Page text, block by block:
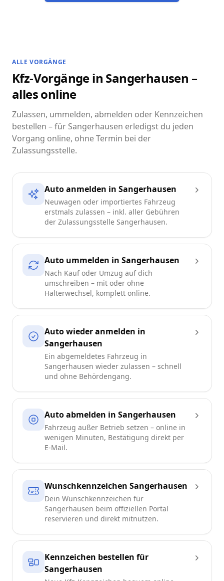
ALLE VORGÄNGE
Kfz-Vorgänge in Sangerhausen –
alles online
Zulassen, ummelden, abmelden oder Kennzeichen
bestellen – für Sangerhausen erledigst du jeden
Vorgang online, ohne Termin bei der
Zulassungsstelle.
Auto anmelden in Sangerhausen
Neuwagen oder importiertes Fahrzeug
erstmals zulassen – inkl. aller Gebühren
der Zulassungsstelle Sangerhausen.
Auto ummelden in Sangerhausen
Nach Kauf oder Umzug auf dich
umschreiben – mit oder ohne
Halterwechsel, komplett online.
Auto wieder anmelden in
Sangerhausen
Ein abgemeldetes Fahrzeug in
Sangerhausen wieder zulassen – schnell
und ohne Behördengang.
Auto abmelden in Sangerhausen
Fahrzeug außer Betrieb setzen – online in
wenigen Minuten, Bestätigung direkt per
E-Mail.
Wunschkennzeichen Sangerhausen
Dein Wunschkennzeichen für
Sangerhausen beim offiziellen Portal
reservieren und direkt mitnutzen.
Kennzeichen bestellen für
Sangerhausen